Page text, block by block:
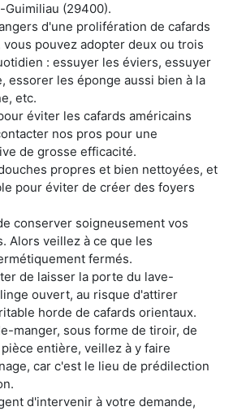
Guimiliau (29400).
d'une prolifération de cafards
pouvez adopter deux ou trois
: essuyer les éviers, essuyer
essorer les éponge aussi bien à la
etc.
éviter les cafards américains
nos pros pour une
de grosse efficacité.
propres et bien nettoyées, et
pour éviter de créer des foyers
conserver soigneusement vos
Alors veillez à ce que les
fermés.
de laisser la porte du lave-
ouvert, au risque d'attirer
horde de cafards orientaux.
manger, sous forme de tiroir, de
entière, veillez à y faire
car c'est le lieu de prédilection
d'intervenir à votre demande,